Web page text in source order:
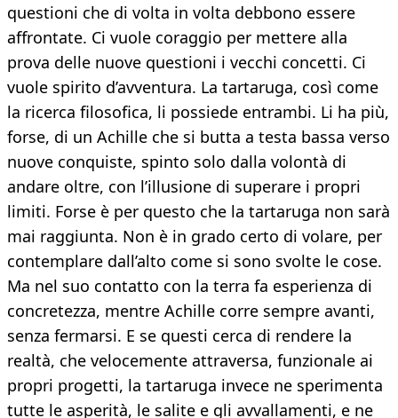
questioni che di volta in volta debbono essere
affrontate. Ci vuole coraggio per mettere alla
prova delle nuove questioni i vecchi concetti. Ci
vuole spirito d’avventura. La tartaruga, così come
la ricerca filosofica, li possiede entrambi. Li ha più,
forse, di un Achille che si butta a testa bassa verso
nuove conquiste, spinto solo dalla volontà di
andare oltre, con l’illusione di superare i propri
limiti. Forse è per questo che la tartaruga non sarà
mai raggiunta. Non è in grado certo di volare, per
contemplare dall’alto come si sono svolte le cose.
Ma nel suo contatto con la terra fa esperienza di
concretezza, mentre Achille corre sempre avanti,
senza fermarsi. E se questi cerca di rendere la
realtà, che velocemente attraversa, funzionale ai
propri progetti, la tartaruga invece ne sperimenta
tutte le asperità, le salite e gli avvallamenti, e ne